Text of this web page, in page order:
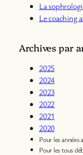
La
Le coaching
Archives par
2025
2024
2023
2022
2021
2020
Pour les
Pour les tous